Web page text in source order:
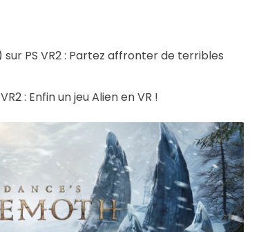
PS VR2 : Partez affronter de terribles
: Enfin un jeu Alien en VR !